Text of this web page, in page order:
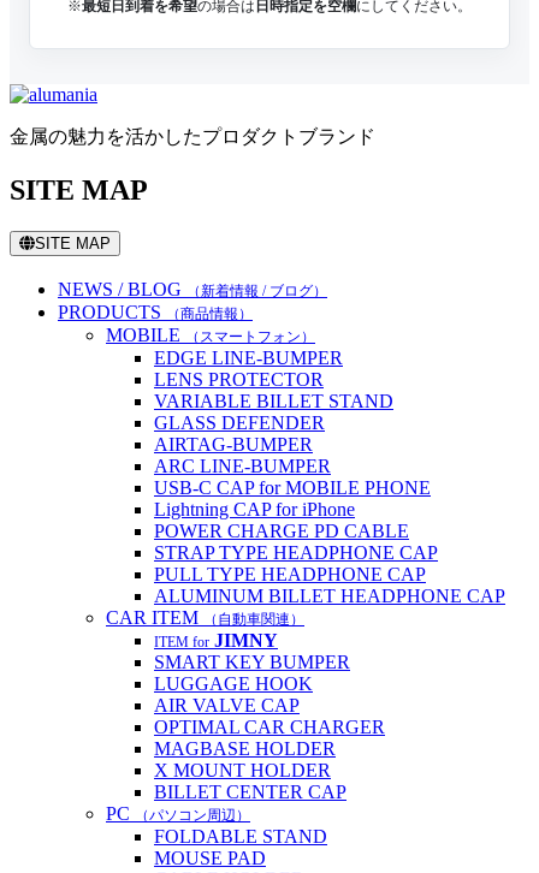
※最短日到着を希望の場合は 日時指定を空欄にしてください。
金属の魅力を活かしたプロダクトブランド
SITE MAP
SITE MAP
NEWS / BLOG （新着情報 / ブログ）
PRODUCTS （商品情報）
MOBILE （スマートフォン）
EDGE LINE-BUMPER
LENS PROTECTOR
VARIABLE BILLET STAND
GLASS DEFENDER
AIRTAG-BUMPER
ARC LINE-BUMPER
USB-C CAP for MOBILE PHONE
Lightning CAP for iPhone
POWER CHARGE PD CABLE
STRAP TYPE HEADPHONE CAP
PULL TYPE HEADPHONE CAP
ALUMINUM BILLET HEADPHONE CAP
CAR ITEM
（自動車関連）
ITEM for JIMNY
SMART KEY BUMPER
LUGGAGE HOOK
AIR VALVE CAP
OPTIMAL CAR CHARGER
MAGBASE HOLDER
X MOUNT HOLDER
BILLET CENTER CAP
PC
（パソコン周辺）
FOLDABLE STAND
MOUSE PAD